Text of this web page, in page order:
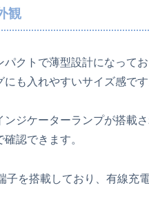
観
パクトで薄型設計になって
にも入れやすいサイズ感です
ジケーターランプが搭載さ
認できます。
子を搭載しており、有線充